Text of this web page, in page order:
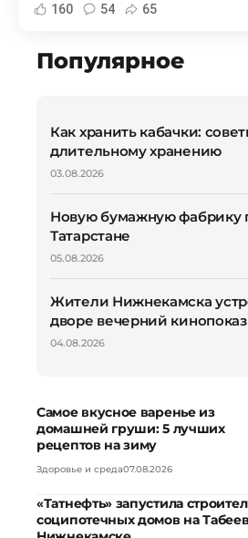
160 54 65
Популярное
Как хранить кабачки:
длительному хранению
03.08.2026
Новую бумажную фабрику
Татарстане
05.08.2026
Жители Нижнекамска
дворе вечерний кинопоказ
04.08.2026
Самое вкусное варенье из
домашней груши: 5 лучших
рецептов на зиму
Здоровье и среда07.08.2026
«Татнефть» запустила
соципотечных домов на